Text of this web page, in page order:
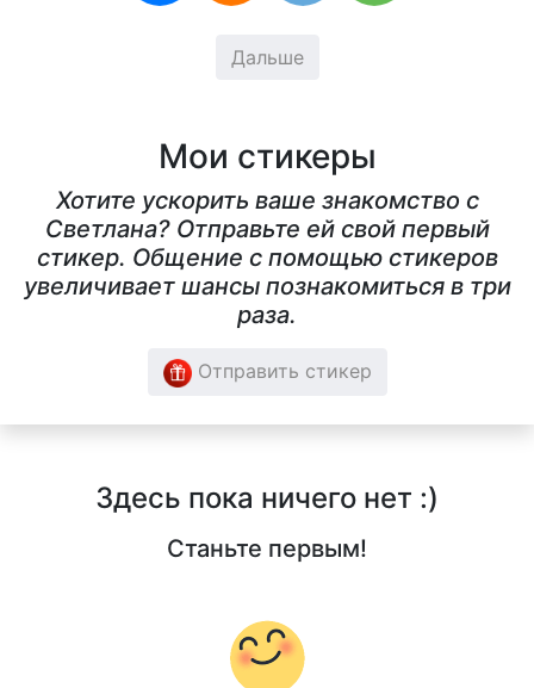
Дальше
Мои стикеры
Хотите ускорить ваше знакомство с
Светлана? Отправьте ей свой первый
стикер. Общение с помощью стикеров
увеличивает шансы познакомиться в три
раза.
Отправить стикер
Здесь пока ничего нет :)
Станьте первым!